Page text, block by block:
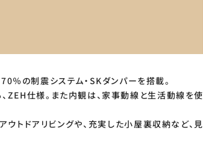
％の制震システム・SKダンパーを搭載。
ZEH仕様。また内観は、家事動線と生活動線を使
ウトドアリビングや、充実した小屋裏収納など、見